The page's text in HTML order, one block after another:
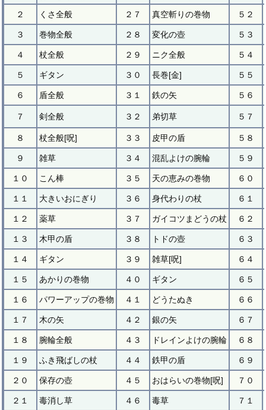
２ くさ全般 ２７ 真空斬りの巻物 ５２
３ 巻物全般 ２８ 変化の壺 ５３
４ 杖全般 ２９ ニク全般 ５４
５ ギタン ３０ 長巻[金] ５５
６ 盾全般 ３１ 鉄の矢 ５６
７ 剣全般 ３２ 弟切草 ５７
８ 杖全般[呪] ３３ 皮甲の盾 ５８
９ 雑草 ３４ 混乱よけの腕輪 ５９
１０ こん棒 ３５ 天の恵みの巻物 ６０
１１ 大きいおにぎり ３６ 身代わりの杖 ６１
１２ 薬草 ３７ ガイコツまどうの杖 ６２
１３ 木甲の盾 ３８ トドの壺 ６３
１４ ギタン ３９ 雑草[呪] ６４
１５ あかりの巻物 ４０ ギタン ６５
１６ パワーアップの巻物 ４１ どうたぬき ６６
１７ 木の矢 ４２ 銀の矢 ６７
１８ 腕輪全般 ４３ ドレインよけの腕輪 ６８
１９ ふき飛ばしの杖 ４４ 鉄甲の盾 ６９
２０ 保存の壺 ４５ おはらいの巻物[呪] ７０
２１ 毒消し草 ４６ 毒草 ７１